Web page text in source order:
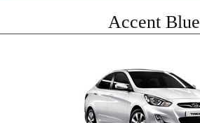
TRANSFERS
RENTAL TERMS
Accent Blue